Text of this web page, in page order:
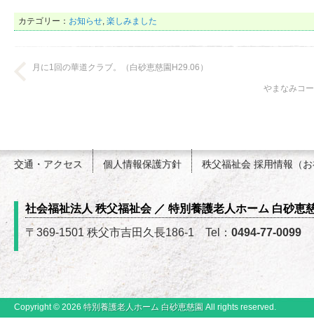
カテゴリー： お知らせ 楽しみました
月に1回の華道クラブ。（白砂恵慈園H29.06）
やまなみコ
交通・アクセス 個人情報保護方針 秩父福祉会 採用情報（
社会福祉法人 秩父福祉会 ／ 特別養護老人ホーム 白砂恵
〒369-1501 秩父市吉田久長186-1 Tel： 0494-77-0099
Copyright © 2026 特別養護老人ホーム 白砂恵慈園 All rights reserved.